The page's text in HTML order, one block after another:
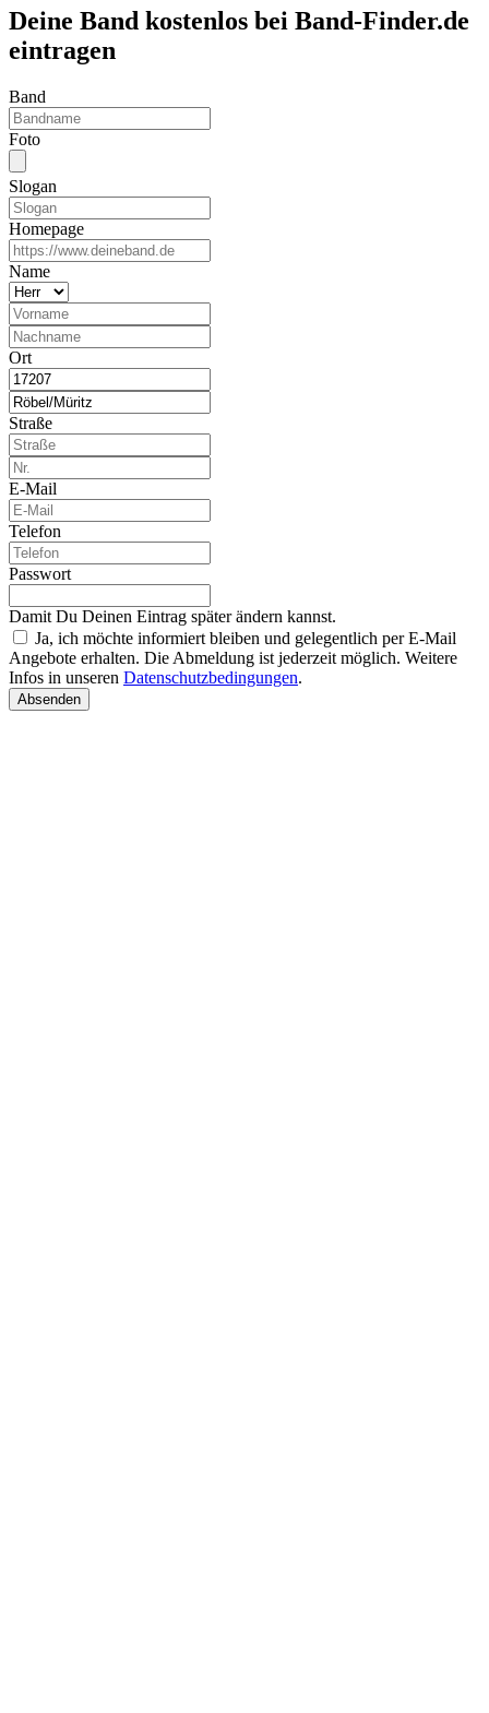
Deine Band kostenlos bei Band-Finder.de
eintragen
Band
Foto
Slogan
Homepage
Name
Ort
Straße
E-Mail
Telefon
Passwort
Damit Du Deinen Eintrag später ändern kannst.
Ja, ich möchte informiert bleiben und gelegentlich per E-Mail
Angebote erhalten. Die Abmeldung ist jederzeit möglich. Weitere
Infos in unseren Datenschutzbedingungen.
Absenden